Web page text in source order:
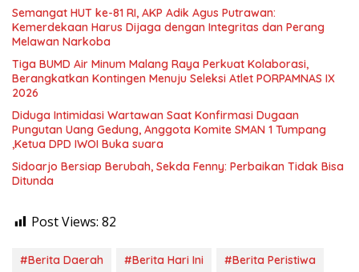
Semangat HUT ke-81 RI, AKP Adik Agus Putrawan:
Kemerdekaan Harus Dijaga dengan Integritas dan Perang
Melawan Narkoba
Tiga BUMD Air Minum Malang Raya Perkuat Kolaborasi,
Berangkatkan Kontingen Menuju Seleksi Atlet PORPAMNAS IX
2026
Diduga Intimidasi Wartawan Saat Konfirmasi Dugaan
Pungutan Uang Gedung, Anggota Komite SMAN 1 Tumpang
,Ketua DPD IWOI Buka suara
Sidoarjo Bersiap Berubah, Sekda Fenny: Perbaikan Tidak Bisa
Ditunda
Post Views: 82
#Berita Daerah #Berita Hari Ini
#Berita Peristiwa